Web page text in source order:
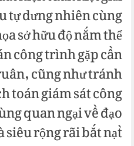
tự dưng nhiên cùng
sở hữu độ nắm thể
công trình gặp cần
cũng như tránh
toán giám sát công
quan ngại về đạo
rộng rãi bắt nạt̀